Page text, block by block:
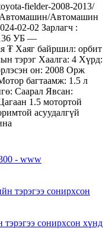
fielder-2008-2013/
Автомашин/Автомашин
02-02 Зарлагч :
УБ —
₮ Хаяг байршил: орбит
тэрэг Хаалга: 4 Хүрд:
он: 2008 Орж
багтаамж: 1.5 л
Саарал Явсан:
1.5 мотортой
асуудалгүй
тэрэгээ сонирхсон хүнд